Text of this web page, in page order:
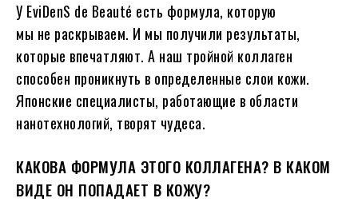
У EviDenS de Beauté есть формула, которую
мы не раскрываем. И мы получили результаты,
которые впечатляют. А наш тройной коллаген
способен проникнуть в определенные слои кожи.
Японские специалисты, работающие в области
нанотехнологий, творят чудеса.
КАКОВА ФОРМУЛА ЭТОГО КОЛЛАГЕНА? В КАКОМ
ВИДЕ ОН ПОПАДАЕТ В КОЖУ?